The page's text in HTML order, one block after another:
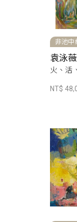
非池中
袁泳薇
火、活
NT$